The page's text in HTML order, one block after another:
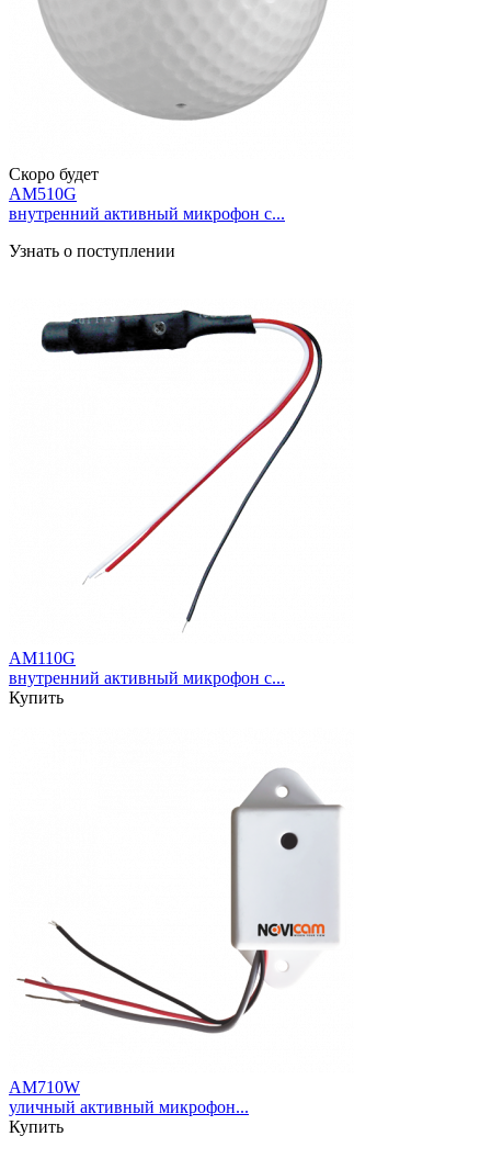
Скоро будет
AM510G
внутренний активный микрофон с...
Узнать о поступлении
AM110G
внутренний активный микрофон с...
Купить
AM710W
уличный активный микрофон...
Купить